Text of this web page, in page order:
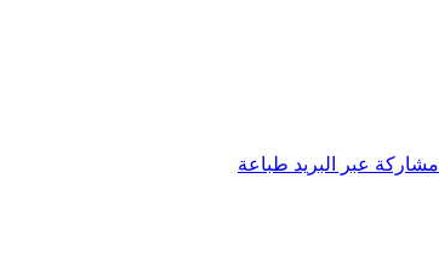
مشاركة عبر البريد طباعة